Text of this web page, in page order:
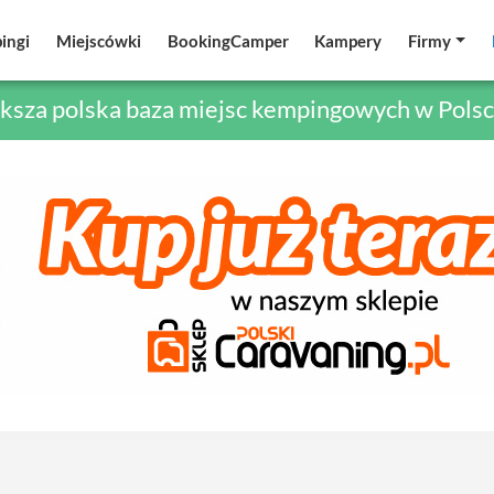
Miejscówki BookingCamper Kampery Firmy
polska baza miejsc kempingowych w
Miejscówki BookingCamper Kampery Firmy